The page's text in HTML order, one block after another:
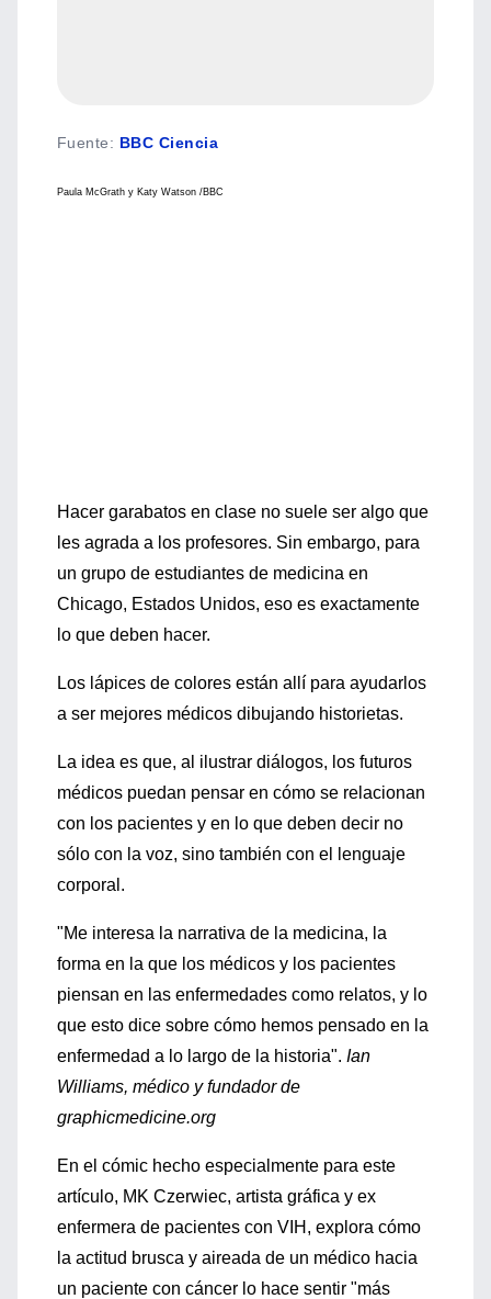
Fuente: BBC Ciencia
Paula McGrath y Katy Watson /BBC
Hacer garabatos en clase no suele ser algo que
les agrada a los profesores. Sin embargo, para
un grupo de estudiantes de medicina en
Chicago, Estados Unidos, eso es exactamente
lo que deben hacer.
Los lápices de colores están allí para ayudarlos
a ser mejores médicos dibujando historietas.
La idea es que, al ilustrar diálogos, los futuros
médicos puedan pensar en cómo se relacionan
con los pacientes y en lo que deben decir no
sólo con la voz, sino también con el lenguaje
corporal.
"Me interesa la narrativa de la medicina, la
forma en la que los médicos y los pacientes
piensan en las enfermedades como relatos, y lo
que esto dice sobre cómo hemos pensado en la
enfermedad a lo largo de la historia". Ian
Williams, médico y fundador de
graphicmedicine.org
En el cómic hecho especialmente para este
artículo, MK Czerwiec, artista gráfica y ex
enfermera de pacientes con VIH, explora cómo
la actitud brusca y aireada de un médico hacia
un paciente con cáncer lo hace sentir "más